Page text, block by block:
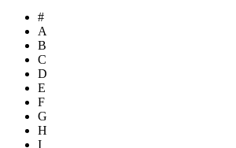
#
A
B
C
D
E
F
G
H
I